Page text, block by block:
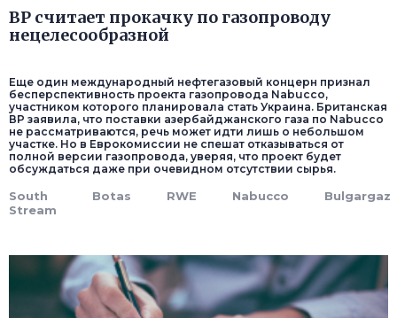
ВР считает прокачку по газопроводу
нецелесообразной
Еще один международный нефтегазовый концерн признал
бесперспективность проекта газопровода Nabucco,
участником которого планировала стать Украина. Британская
ВР заявила, что поставки азербайджанского газа по Nabucco
не рассматриваются, речь может идти лишь о небольшом
участке. Но в Еврокомиссии не спешат отказываться от
полной версии газопровода, уверяя, что проект будет
обсуждаться даже при очевидном отсутствии сырья.
South
Stream
Botas RWE Nabucco Bulgargaz